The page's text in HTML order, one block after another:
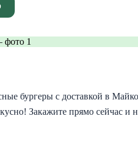
бургеры с доставкой в
Закажите прямо сейчас